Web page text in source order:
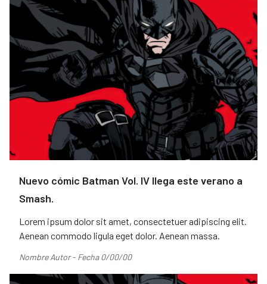
Nuevo cómic Batman Vol. IV llega este verano a
Smash.
Lorem ipsum dolor sit amet, consectetuer adipiscing elit.
Aenean commodo ligula eget dolor. Aenean massa.
Nombre Autor - Fecha 0/00/00